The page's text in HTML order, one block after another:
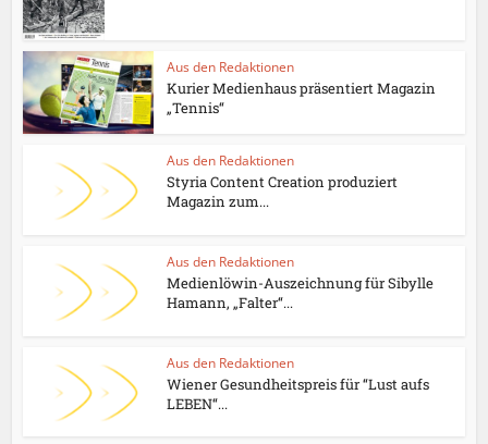
Aus den Redaktionen
Kurier Medienhaus präsentiert Magazin
„Tennis“
Aus den Redaktionen
Styria Content Creation produziert
Magazin zum...
Aus den Redaktionen
Medienlöwin-Auszeichnung für Sibylle
Hamann, „Falter“...
Aus den Redaktionen
Wiener Gesundheitspreis für “Lust aufs
LEBEN“...